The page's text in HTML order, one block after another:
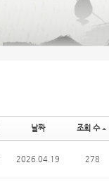
날짜 조회 수
2026.04.19 278